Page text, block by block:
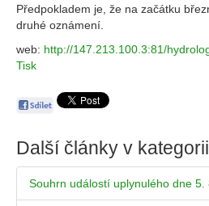
Předpokladem je, že na začátku
druhé oznámení.
web: http://147.213.100.3:81/
Tisk
Další články v kategorii
Souhrn událostí uplynulého dne 5.